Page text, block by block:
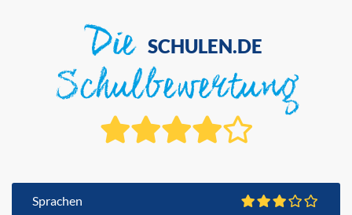
Die SCHULEN.DE
Schulbewertung
Sprachen